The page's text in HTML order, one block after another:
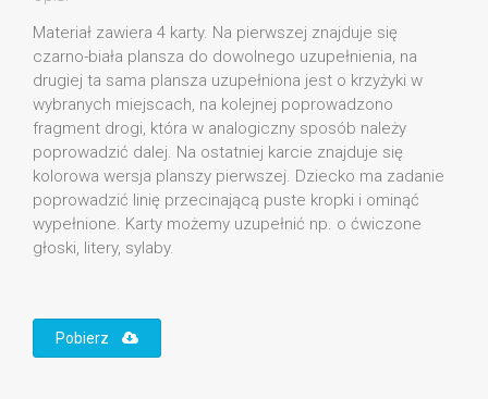
Materiał zawiera 4 karty. Na pierwszej znajduje się
czarno-biała plansza do dowolnego uzupełnienia, na
drugiej ta sama plansza uzupełniona jest o krzyżyki w
wybranych miejscach, na kolejnej poprowadzono
fragment drogi, która w analogiczny sposób należy
poprowadzić dalej. Na ostatniej karcie znajduje się
kolorowa wersja planszy pierwszej. Dziecko ma zadanie
poprowadzić linię przecinającą puste kropki i ominąć
wypełnione. Karty możemy uzupełnić np. o ćwiczone
głoski, litery, sylaby.
Pobierz